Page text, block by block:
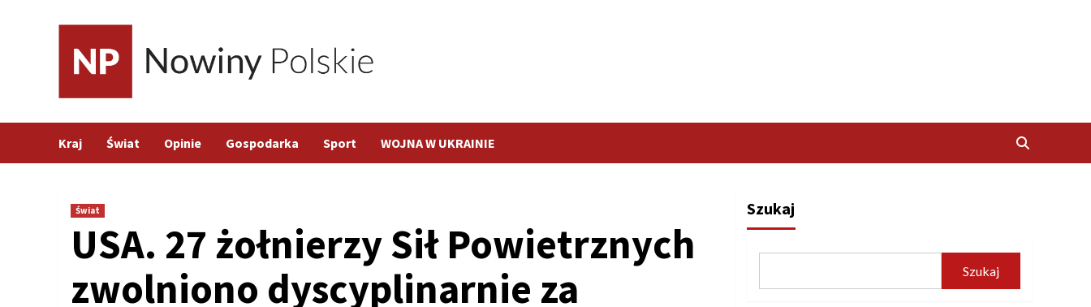
Kraj Świat Opinie Gospodarka Sport WOJNA W UKRAINIE
Świat
USA. 27 żołnierzy Sił Powietrznych
zwolniono dyscyplinarnie za
Szukaj
Szukaj